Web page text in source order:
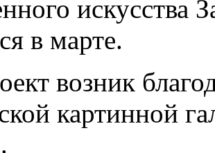
искусства
в марте.
возник
картинной